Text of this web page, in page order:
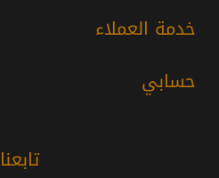
خدمة العملاء
حسابي
تابعنا